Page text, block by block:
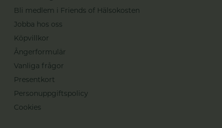
Bli medlem i Friends of Hälsokosten
Jobba hos oss
Köpvillkor
Ångerformulär
Vanliga frågor
Presentkort
Personuppgiftspolicy
Cookies